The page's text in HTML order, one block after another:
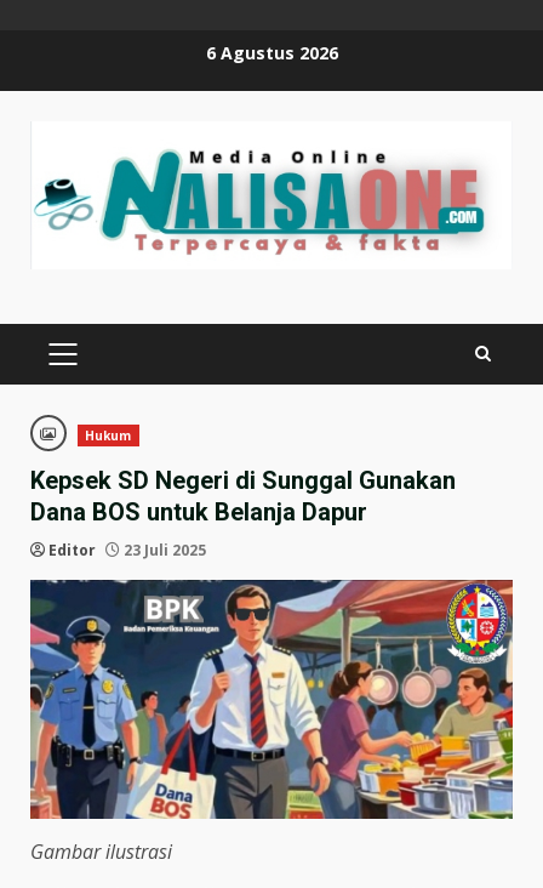
6 Agustus 2026
PRIMARY
Hukum
Kepsek SD Negeri di Sunggal Gunakan
Dana BOS untuk Belanja Dapur
Editor 23 Juli 2025
Gambar ilustrasi